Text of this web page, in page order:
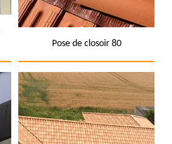
Pose de closoir 80